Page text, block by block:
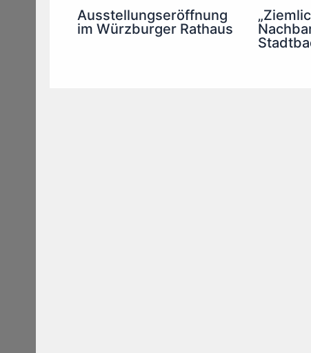
Ausstellungseröffnung
im Würzburger Rathaus